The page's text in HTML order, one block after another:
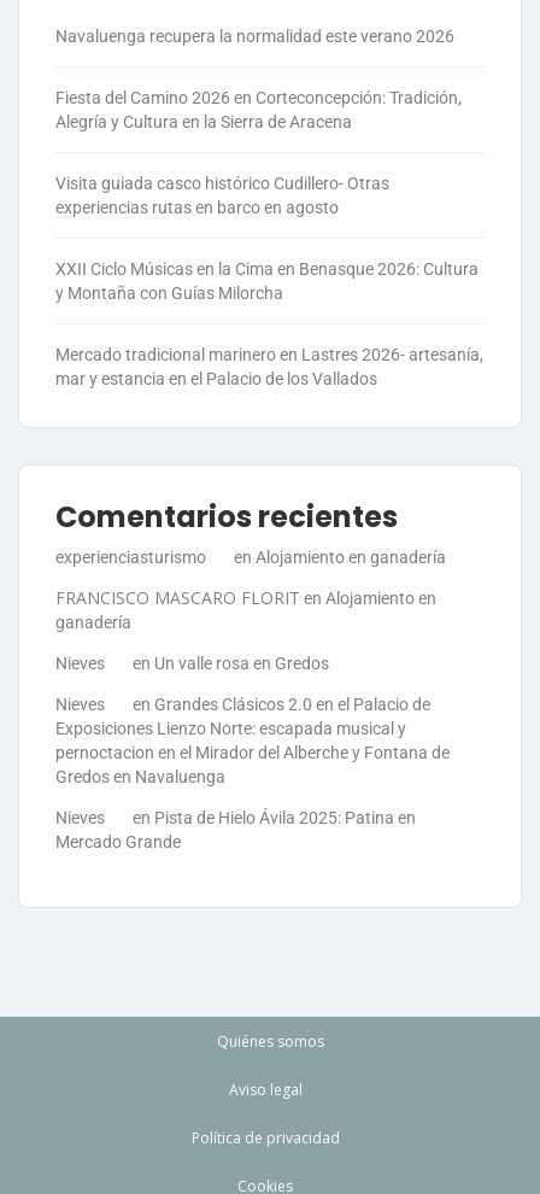
Navaluenga recupera la normalidad este verano 2026
Fiesta del Camino 2026 en Corteconcepción: Tradición,
Alegría y Cultura en la Sierra de Aracena
Visita guiada casco histórico Cudillero- Otras
experiencias rutas en barco en agosto
XXII Ciclo Músicas en la Cima en Benasque 2026: Cultura
y Montaña con Guías Milorcha
Mercado tradicional marinero en Lastres 2026- artesanía,
mar y estancia en el Palacio de los Vallados
Comentarios recientes
experienciasturismo en Alojamiento en ganadería
FRANCISCO MASCARO FLORIT en Alojamiento en
ganadería
Nieves en Un valle rosa en Gredos
Nieves en Grandes Clásicos 2.0 en el Palacio de
Exposiciones Lienzo Norte: escapada musical y
pernoctacion en el Mirador del Alberche y Fontana de
Gredos en Navaluenga
Nieves en Pista de Hielo Ávila 2025: Patina en
Mercado Grande
Quiénes somos
Aviso legal
Política de privacidad
Cookies